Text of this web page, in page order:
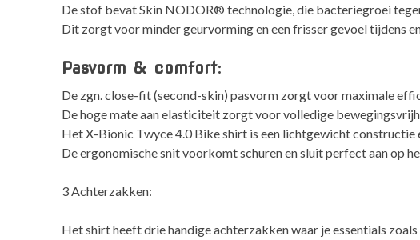
De stof bevat Skin NODOR® technologie, die bacteriegroei
Dit zorgt voor minder geurvorming en een frisser gevoel tijdens
Pasvorm & comfort:
De zgn. close-fit (second-skin) pasvorm zorgt voor maximale
De hoge mate aan elasticiteit zorgt voor volledige
Het X-Bionic Twyce 4.0 Bike shirt is een lichtgewicht
De ergonomische snit voorkomt schuren en sluit perfect aan op
3 Achterzakken:
Het shirt heeft drie handige achterzakken waar je essentials